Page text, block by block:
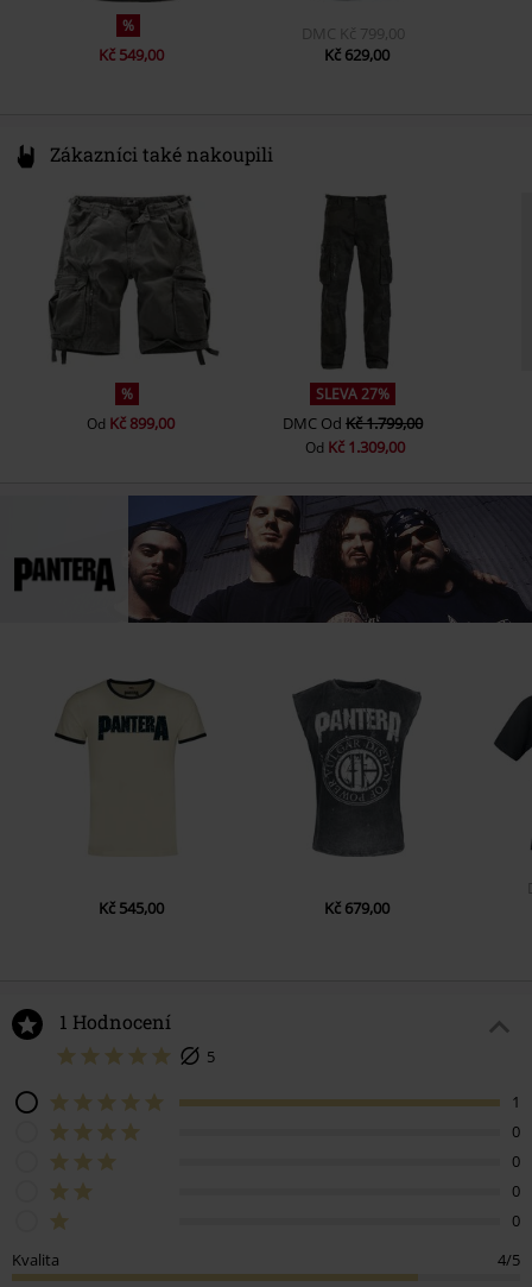
%
Kč 549,00
DMC Kč 799,00
Kč 629,00
Zákazníci také nakoupili
%
Od Kč 899,00
SLEVA 27%
DMC Od Kč 1.799,00
Od Kč 1.309,00
Kč 545,00 Kč 679,00
1 Hodnocení
5
1
0
0
0
0
Kvalita
4/5